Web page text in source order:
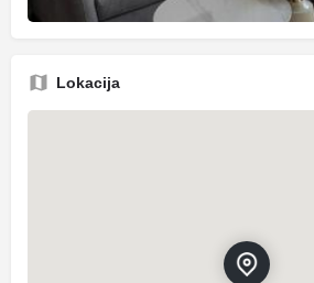
Lokacija